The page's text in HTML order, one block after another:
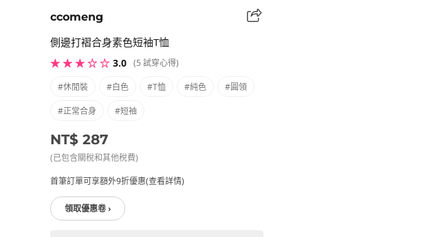
ccomeng
側邊打褶合身素色短袖T恤
★ ★ ★ ☆ ☆ 3.0 (5 試穿心得)
#休閒裝 #白色 #T恤 #純色 #圓領
#正常合身 #短袖
NT$ 287
(已包含關稅和其他稅費)
首筆訂單可享額外9折優惠(查看詳情)
領取優惠卷 ›